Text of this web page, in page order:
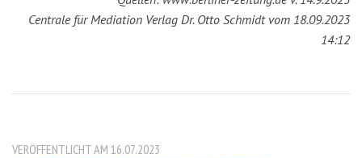
Centrale für Mediation Verlag Dr. Otto Schmidt vom 18.09.2023
14:12
VERÖFFENTLICHT AM 16.07.2023